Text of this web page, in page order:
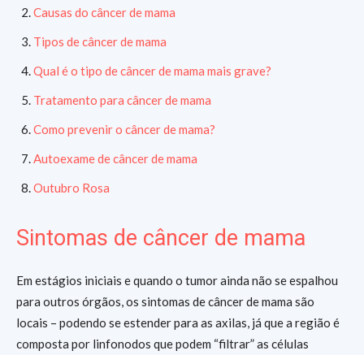
Causas do câncer de mama
Tipos de câncer de mama
Qual é o tipo de câncer de mama mais grave?
Tratamento para câncer de mama
Como prevenir o câncer de mama?
Autoexame de câncer de mama
Outubro Rosa
Sintomas de câncer de mama
Em estágios iniciais e quando o tumor ainda não se espalhou
para outros órgãos, os sintomas de câncer de mama são
locais – podendo se estender para as axilas, já que a região é
composta por linfonodos que podem “filtrar” as células